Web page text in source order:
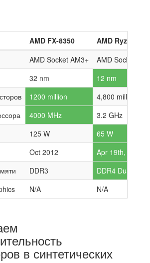
AMD FX-8350
AMD Ryzen 7
AMD Socket AM3+
AMD Socket
32 nm
12 nm
1200 million
4,800 million
4000 MHz
3.2 GHz
125 W
65 W
Oct 2012
Apr 19th, 2018
DDR3
DDR4 Dual-
N/A N/A
в синтетических